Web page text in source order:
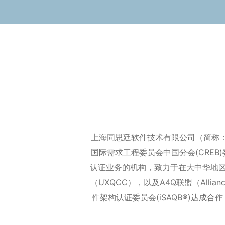
上海同思廷软件技术有限公司（简
国际需求工程委员会中国分会
认证业务的机构，致力于在大中华地
（UXQCC），以及A4Q联盟（
件架构认证委员会(iSAQB®)达成合